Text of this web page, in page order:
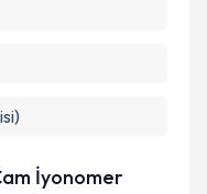
İyonomer